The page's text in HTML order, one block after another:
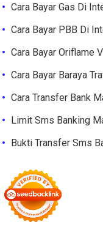
Cara Bayar Gas Di
Cara Bayar PBB Di
Cara Bayar Oriflame
Cara Bayar Baraya
Cara Transfer Bank
Limit Sms Banking
Bukti Transfer Sms